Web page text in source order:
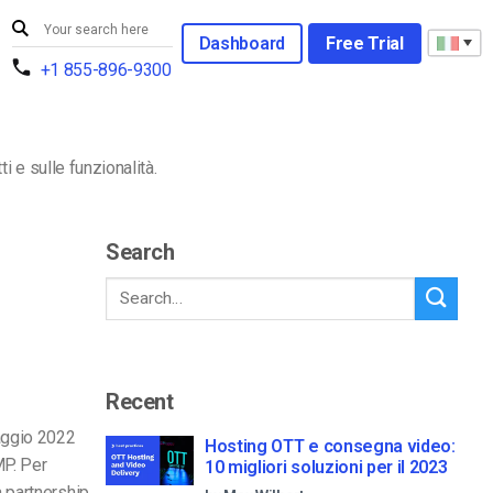
+1 855-896-9300
Dashboard Free Trial
e sulle funzionalità.
2022
Per
Search
Recent
Hosting OTT e consegna video:
10 migliori soluzioni per il 2023